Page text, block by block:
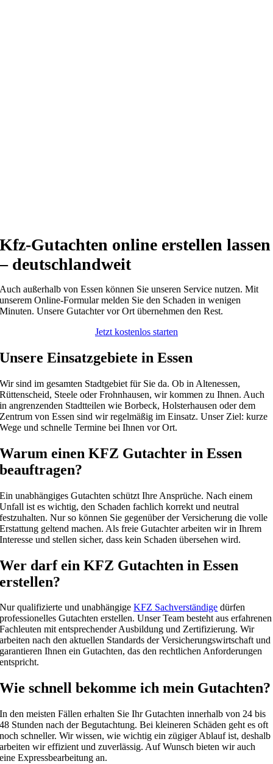
Kfz-Gutachten online erstellen lassen
– deutschlandweit
Auch außerhalb von Essen können Sie unseren Service nutzen. Mit
unserem Online-Formular melden Sie den Schaden in wenigen
Minuten. Unsere Gutachter vor Ort übernehmen den Rest.
Jetzt kostenlos starten
Unsere Einsatzgebiete in Essen
Wir sind im gesamten Stadtgebiet für Sie da. Ob in Altenessen,
Rüttenscheid, Steele oder Frohnhausen, wir kommen zu Ihnen. Auch
in angrenzenden Stadtteilen wie Borbeck, Holsterhausen oder dem
Zentrum von Essen sind wir regelmäßig im Einsatz. Unser Ziel: kurze
Wege und schnelle Termine bei Ihnen vor Ort.
Warum einen KFZ Gutachter in Essen
beauftragen?
Ein unabhängiges Gutachten schützt Ihre Ansprüche. Nach einem
Unfall ist es wichtig, den Schaden fachlich korrekt und neutral
festzuhalten. Nur so können Sie gegenüber der Versicherung die volle
Erstattung geltend machen. Als freie Gutachter arbeiten wir in Ihrem
Interesse und stellen sicher, dass kein Schaden übersehen wird.
Wer darf ein KFZ Gutachten in Essen
erstellen?
Nur qualifizierte und unabhängigeKFZ Sachverständige dürfen
professionelles Gutachten erstellen. Unser Team besteht aus erfahrenen
Fachleuten mit entsprechender Ausbildung und Zertifizierung. Wir
arbeiten nach den aktuellen Standards der Versicherungswirtschaft und
garantieren Ihnen ein Gutachten, das den rechtlichen Anforderungen
entspricht.
Wie schnell bekomme ich mein Gutachten?
In den meisten Fällen erhalten Sie Ihr Gutachten innerhalb von 24 bis
48 Stunden nach der Begutachtung. Bei kleineren Schäden geht es oft
noch schneller. Wir wissen, wie wichtig ein zügiger Ablauf ist, deshalb
arbeiten wir effizient und zuverlässig. Auf Wunsch bieten wir auch
eine Expressbearbeitung an.